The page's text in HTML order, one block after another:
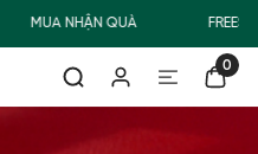
MUA NHẬN QUÀ
0